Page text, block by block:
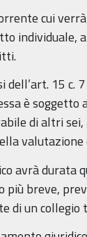
cui
individuale,
dell’art. 15 c.
è soggetto
di altri
valutazione
avrà durata
più breve,
di un collegio